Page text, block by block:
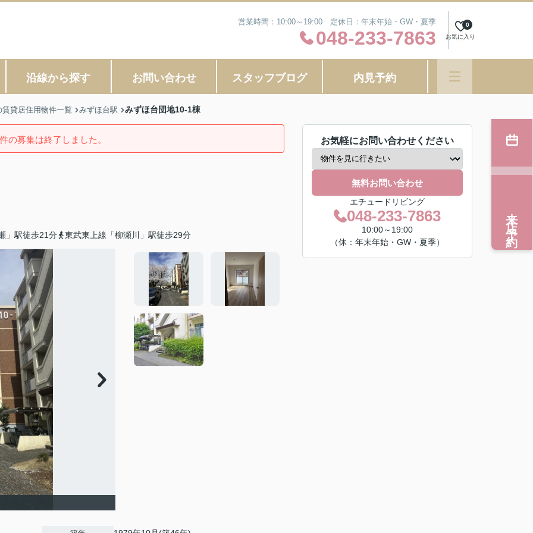
営業時間：10:00～19:00 定休日：年末年始・GW・夏季
048-233-7863 お気に入り
0
沿線から探す お問い合わせ スタッフブログ 内見予約
賃貸居住用物件一覧 みずほ台駅 みずほ台団地10-1棟
の募集は終了しました。
」駅徒歩21分 東武東上線「柳瀬川」駅徒歩29分
お気軽にお問い合わせください
無料お問い合わせ
エチュードリビング
048-233-7863
10:00～19:00
（休：年末年始・GW・夏季）
来店予約